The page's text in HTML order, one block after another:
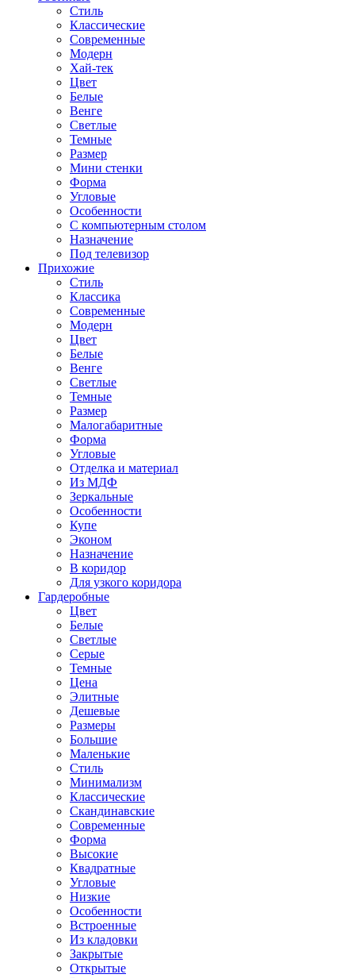
Стиль
Классические
Современные
Модерн
Хай-тек
Цвет
Белые
Венге
Светлые
Темные
Размер
Мини стенки
Форма
Угловые
Особенности
С компьютерным столом
Назначение
Под телевизор
Прихожие
Стиль
Классика
Современные
Модерн
Цвет
Белые
Венге
Светлые
Темные
Размер
Малогабаритные
Форма
Угловые
Отделка и материал
Из МДФ
Зеркальные
Особенности
Купе
Эконом
Назначение
В коридор
Для узкого коридора
Гардеробные
Цвет
Белые
Светлые
Серые
Темные
Цена
Элитные
Дешевые
Размеры
Большие
Маленькие
Стиль
Минимализм
Классические
Скандинавские
Современные
Форма
Высокие
Квадратные
Угловые
Низкие
Особенности
Встроенные
Из кладовки
Закрытые
Открытые